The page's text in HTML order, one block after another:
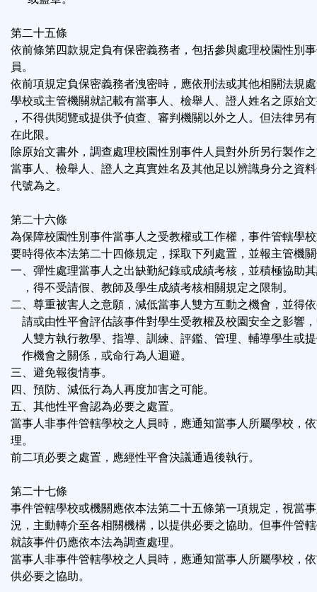
第二十五條
依前條第四款規定負有保密義務者，包括參與處理校園性別
員。
依前項規定負保密義務者洩密時，應依刑法或其他相關法規
學校或主管機關就記載有當事人、檢舉人、證人姓名之原始
，不得供閱覽或提供予偵查、審判機關以外之人。但法律另
在此限。
除原始文書外，調查處理校園性別事件人員對外所另行製作
當事人、檢舉人、證人之真實姓名及其他足以辨識身分之資
代號為之。
第二十六條
為保障校園性別事件當事人之受教權或工作權，事件管轄學
要時得依本法第二十四條規定，採取下列處置，並報主管機
一、彈性處理當事人之出缺勤紀錄或成績考核，並積極協助
，得不受請假、教師及學生成績考核相關規定之限制。
二、尊重被害人之意願，減低當事人雙方互動之機會，並得
請或由性平會評估該事件對學生受教權及校園安全之影響
人雙方執行教學、指導、訓練、評鑑、管理、輔導學生或
作機會之關係，或命行為人迴避。
三、避免報復情事。
四、預防、減低行為人再度加害之可能。
五、其他性平會認為必要之處置。
當事人非事件管轄學校之人員時，應通知當事人所屬學校，
理。
前二項必要之處置，應經性平會決議通過後執行。
第二十七條
事件管轄學校或機關應依本法第二十五條第一項規定，視當
況，主動轉介至各相關機構，以提供必要之協助。但事件管
就該事件仍應依本法為調查處理。
當事人非事件管轄學校之人員時，應通知當事人所屬學校，
供必要之協助。